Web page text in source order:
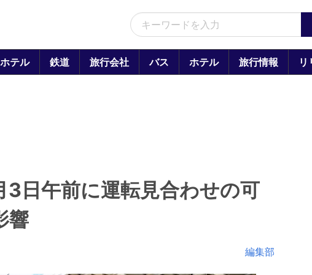
ホテル 鉄道 旅行会社 バス ホテル 旅行情報 リ
3日午前に運転見合わせの可
響
編集部